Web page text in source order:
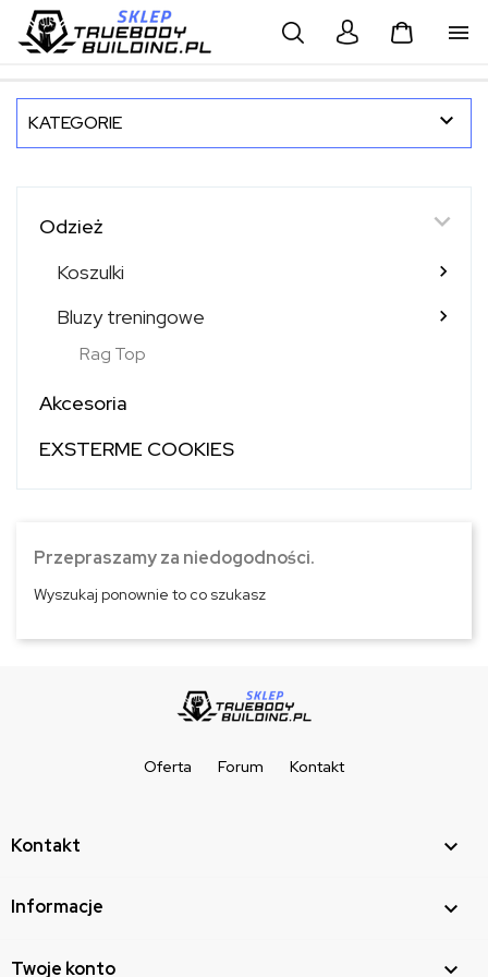


KATEGORIE 
Odzież 
Koszulki 
Bluzy treningowe 
Rag Top
Akcesoria
EXSTERME COOKIES
Przepraszamy za niedogodności.
Wyszukaj ponownie to co szukasz
Oferta Forum Kontakt
Kontakt 
Informacje 
Twoje konto 